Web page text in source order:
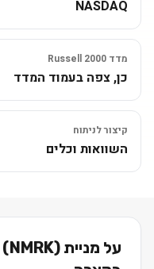
NASDAQ
מדד Russell 2000
כן, צפה בעמוד המדד
קיצור לניתוח
השוואות וכלים
על מניית (NMRK)